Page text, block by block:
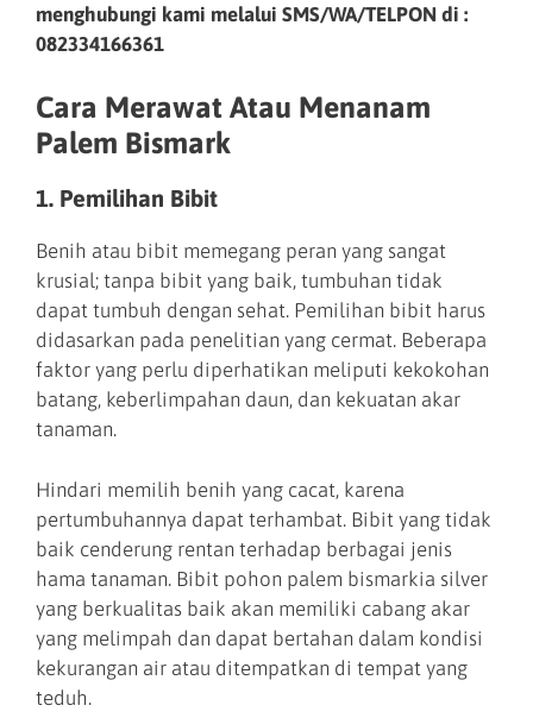
menghubungi kami melalui SMS/WA/TELPON di :
082334166361
Cara Merawat Atau Menanam
Palem Bismark
1. Pemilihan Bibit
Benih atau bibit memegang peran yang sangat
krusial; tanpa bibit yang baik, tumbuhan tidak
dapat tumbuh dengan sehat. Pemilihan bibit harus
didasarkan pada penelitian yang cermat. Beberapa
faktor yang perlu diperhatikan meliputi kekokohan
batang, keberlimpahan daun, dan kekuatan akar
tanaman.
Hindari memilih benih yang cacat, karena
pertumbuhannya dapat terhambat. Bibit yang tidak
baik cenderung rentan terhadap berbagai jenis
hama tanaman. Bibit pohon palem bismarkia silver
yang berkualitas baik akan memiliki cabang akar
yang melimpah dan dapat bertahan dalam kondisi
kekurangan air atau ditempatkan di tempat yang
teduh.